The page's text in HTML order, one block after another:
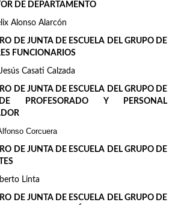
DE DEPARTAMENTO
Alonso Alarcón
DE JUNTA DE ESCUELA DEL GRUPO DE
FUNCIONARIOS
Casati Calzada
DE JUNTA DE ESCUELA DEL GRUPO DE
PROFESORADO Y PERSONAL
Corcuera
DE JUNTA DE ESCUELA DEL GRUPO DE
Linta
DE JUNTA DE ESCUELA DEL GRUPO DE